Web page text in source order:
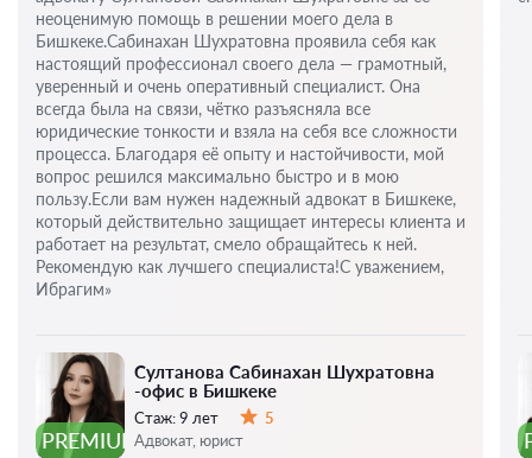
PREMIUM
Султанова Сабинахан Шухратовна
-офис в Бишкеке
Стаж:9 лет
Оценка:
5
Адвокат, юрист
неоценимую помощь в решении моего дела в
Бишкеке.Сабинахан Шухратовна проявила себя как
настоящий профессионал своего дела — грамотный,
уверенный и очень оперативный специалист. Она
всегда была на связи, чётко разъясняла все
юридические тонкости и взяла на себя все сложности
процесса. Благодаря её опыту и настойчивости, мой
вопрос решился максимально быстро и в мою
пользу.Если вам нужен надежный адвокат в Бишкеке,
который действительно защищает интересы клиента и
работает на результат, смело обращайтесь к ней.
Рекомендую как лучшего специалиста!С уважением,
Ибрагим»